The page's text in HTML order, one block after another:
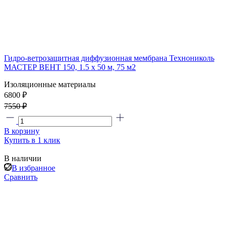
Гидро-ветрозащитная диффузионная мембрана Технониколь
МАСТЕР ВЕНТ 150, 1.5 x 50 м, 75 м2
Изоляционные материалы
6800 ₽
7550 ₽
В корзину
Купить в 1 клик
В наличии
В избранное
Сравнить